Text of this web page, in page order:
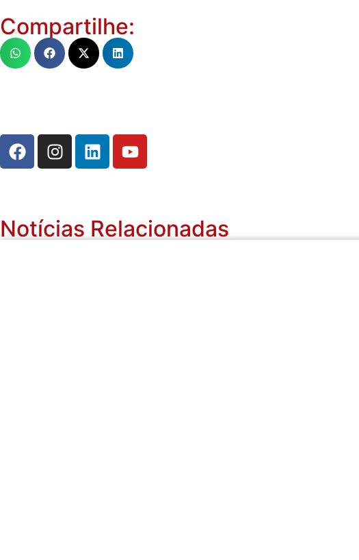
Compartilhe:
Notícias Relacionadas